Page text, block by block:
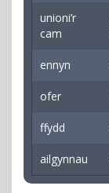
unioni’r
cam
ennyn
ofer
ffydd
ailgynnau